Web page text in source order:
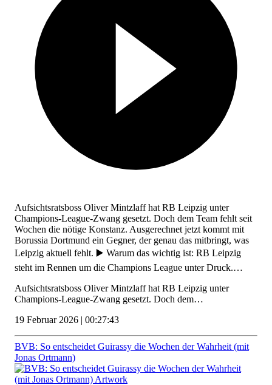
Aufsichtsratsboss Oliver Mintzlaff hat RB Leipzig unter
Champions-League-Zwang gesetzt. Doch dem Team fehlt seit
Wochen die nötige Konstanz. Ausgerechnet jetzt kommt mit
Borussia Dortmund ein Gegner, der genau das mitbringt, was
Leipzig aktuell fehlt. ▶️ Warum das wichtig ist: RB Leipzig
steht im Rennen um die Champions League unter Druck.…
Aufsichtsratsboss Oliver Mintzlaff hat RB Leipzig unter
Champions-League-Zwang gesetzt. Doch dem…
19 Februar 2026 | 00:27:43
BVB: So entscheidet Guirassy die Wochen der Wahrheit (mit
Jonas Ortmann)